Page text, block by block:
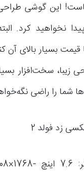
این گوشی
نخواهید کرد.
زیبا، سخت‌افزار
شما را راضی
زد فولد 2